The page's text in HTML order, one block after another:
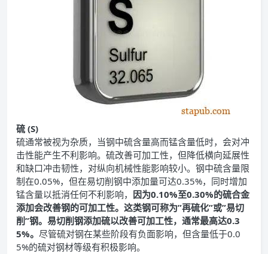
硫 (S)
硫通常被视为杂质，当钢中硫含量高而锰含量低时，会对冲
击性能产生不利影响。硫改善可加工性，但降低横向延展性
和缺口冲击韧性，对纵向机械性能影响较小。钢中硫含量限
制在0.05%，但在易切削钢中添加量可达0.35%，同时增加
锰含量以抵消任何不利影响， 因为0.10%至0.30%的硫合金
添加会改善钢的可加工性。这类钢可称为”再硫化”或”易切
削”钢。易切削钢添加硫以改善可加工性，通常最高达0.3
5%。 尽管硫对钢在某些阶段有负面影响，但含量低于0.0
5%的硫对钢材等级有积极影响。